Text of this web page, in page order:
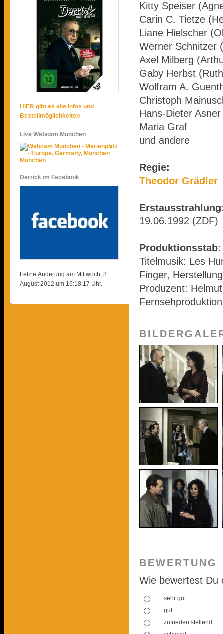
HIER gibt es alle Infos und
Bestellmöglichkeiten
Live Webcam München
München
Derrick im Facebook
Letzte Änderung am Mittwoch, 8.
August 2012 um 16:18:17 Uhr.
Kitty Speiser
Carin C. Tietze
Liane Hielscher
Werner Schnitzer
Axel Milberg
Gaby Herbst
Wolfram A.
Christoph
Hans-Dieter Asner
Maria Graf
und andere
Regie:
Theodor Grädler
19.06.1992 (ZDF)
Produktionsstab:
Titelmusik: Les
Finger,
Produzent:
BEWERTUNG
Wie bewertest Du
sehr gut
gut
zufrieden stellend